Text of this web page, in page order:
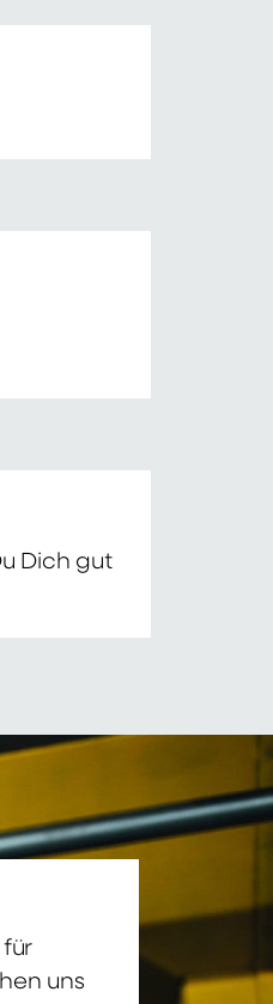
Dich gut
für
uns